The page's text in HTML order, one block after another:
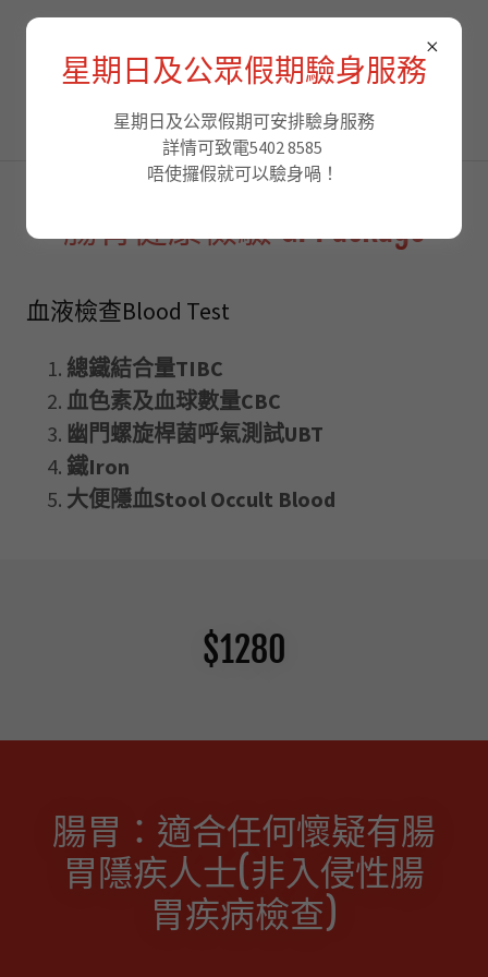
Hong Kong Integrated
Laboratory Centre
腸胃健康檢驗 GI Package
血液檢查Blood Test
總鐵結合量TIBC
血色素及血球數量CBC
幽門螺旋桿菌呼氣測試UBT
鐵Iron
大便隱血Stool Occult Blood
$1280
腸胃：適合任何懷疑有腸
胃隱疾人士(非入侵性腸
胃疾病檢查)
星期日及公眾假期驗身服務
星期日及公眾假期可安排驗身服務
詳情可致電5402 8585
唔使攞假就可以驗身喎！